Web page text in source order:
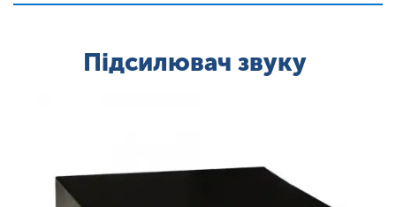
Підсилювач звуку